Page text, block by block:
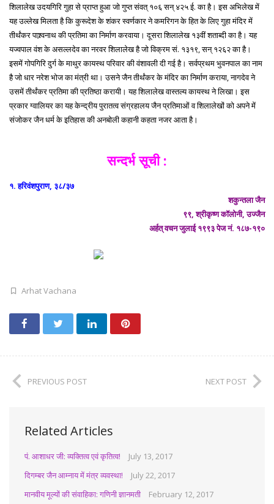
शिलालेख उदयगिरि गुहा से प्राप्त हुआ जो गुप्त संवत् १०६ सन् ४२५ ई. का है। इस अभिलेख में
यह उल्लेख मिलता है कि कुरूदेश के शंकर स्वर्णकार ने कमरिगन के हित के लिए गुहा मंदिर में
तीर्थंकर पाश्र्वनाथ की प्रतिमा का निर्माण करवाया। दूसरा शिलालेख १३वीं शताब्दी का है। यह
यज्वपाल वंश के असल्लदेव का नरवर शिलालेख है जो विक्रम सं. १३१९, सन् १२६२ का है।
इसमें गोपगिरि दुर्ग के माथुर कायस्थ परिवार की वंशावली दी गई है। सर्वप्रथम भुवनपाल का नाम
है जो धार नरेश भोज का मंत्री था। उसने जैन तीर्थंकर के मंदिर का निर्माण कराया, नागदेव ने
उसमें तीर्थंकर प्रतिमा की प्रतिष्ठा करायी। यह शिलालेख वास्तल्य कायस्थ ने लिखा। इस
प्रकार ग्वालियर का यह केन्द्रीय पुरातत्व संग्रहालय जैन प्रतिमाओं व शिलालेखों को अपने में
संजोकर जैन धर्म के इतिहास की अनबोली कहानी कहता नजर आता है।
सन्दर्भ सूची :
१. हरिवंशपुराण, ३८/३७
शकुन्तला जैन
९९, श्रीकृष्ण कॉलोनी, उज्जैन
अर्हत् वचन जुलाई १९९३ पेज नं. १८७-१९०
Arhat Vachana
PREVIOUS POST NEXT POST
Related Articles
पं. आशाधर जी: व्यक्तित्व एवं कृतित्व!
July 13, 2017
दिगम्बर जैन आम्नाय में मंत्र व्यवस्था!
July 22, 2017
मानवीय मूल्यों की संवाहिका: गणिनी ज्ञानमती
February 12, 2017